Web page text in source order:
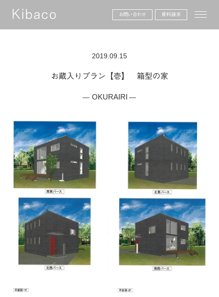
toggle
お問い合わせ 資料請求
2019.09.15
お蔵入りプラン【壱】 箱型の家
OKURAIRI